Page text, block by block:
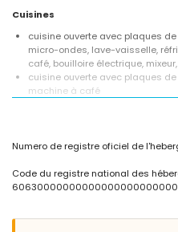
Cuisines
cuisine ouverte avec plaques
micro-ondes, lave-vaisselle,
café, bouilloire électrique,
cuisine ouverte avec plaques
machine à café
chambre avec lit double
chambre avec climatisation et
salle de bains en suite avec
toilettes
Numero de registre oficiel de
Code du registre national des